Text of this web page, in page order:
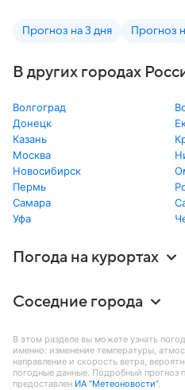
Прогноз на 3 дня Прогноз
В других городах
Волгоград
Донецк
Казань
Москва
Новосибирск
Пермь
Самара
Уфа
Погода на курортах
Соседние города
В этом разделе вы можете узнать
именно: изменение температуры,
направление и скорость ветра,
погодные данные. Подробный прогноз
предоставлен ИА “Метеоновости”.